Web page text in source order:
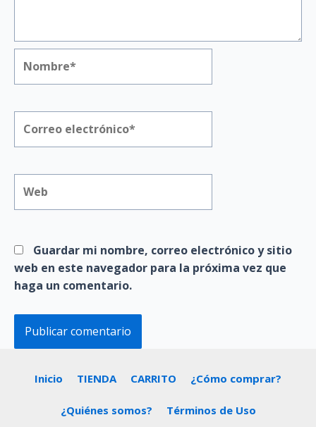
electrónico*
Guardar mi nombre, correo electrónico y sitio
web en este navegador para la próxima vez que
haga un comentario.
Inicio TIENDA CARRITO ¿Cómo comprar?
¿Quiénes somos? Términos de Uso